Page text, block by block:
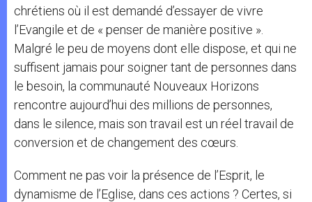
chrétiens où il est demandé d’essayer de vivre
l’Evangile et de « penser de manière positive ».
Malgré le peu de moyens dont elle dispose, et qui ne
suffisent jamais pour soigner tant de personnes dans
le besoin, la communauté Nouveaux Horizons
rencontre aujourd’hui des millions de personnes,
dans le silence, mais son travail est un réel travail de
conversion et de changement des cœurs.
Comment ne pas voir la présence de l’Esprit, le
dynamisme de l’Eglise, dans ces actions ? Certes, si